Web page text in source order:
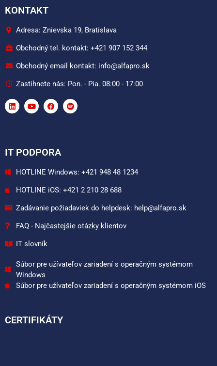
KONTAKT
Adresa: Znievska 19, Bratislava
Obchodný tel. kontakt: +421 907 152 344
Obchodný email kontakt: info@alfapro.sk
Zastihnete nás: Pon. - Pia. 08:00 - 17:00
IT PODPORA
HOTLINE Windows: +421 948 48 1234
HOTLINE iOS: +421 2 210 28 688
Zadávanie požiadaviek do helpdesk: help@alfapro.sk
FAQ - Najčastejšie otázky klientov
IT slovník
Súbor pre užívateľov zariadení s operačným systémom
Windows
Súbor pre užívateľov zariadení s operačným systémom iOS
CERTIFIKÁTY